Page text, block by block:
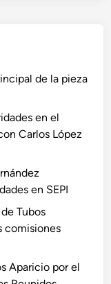
de la pieza
en el
Carlos López
en SEPI
Tubos
comisiones
Aparicio por el